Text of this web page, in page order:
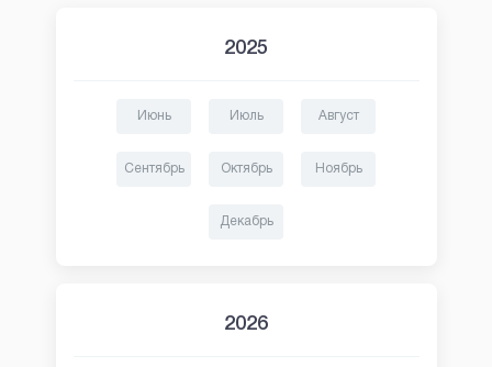
2025
Июнь Июль Август
Сентябрь Октябрь Ноябрь
Декабрь
2026